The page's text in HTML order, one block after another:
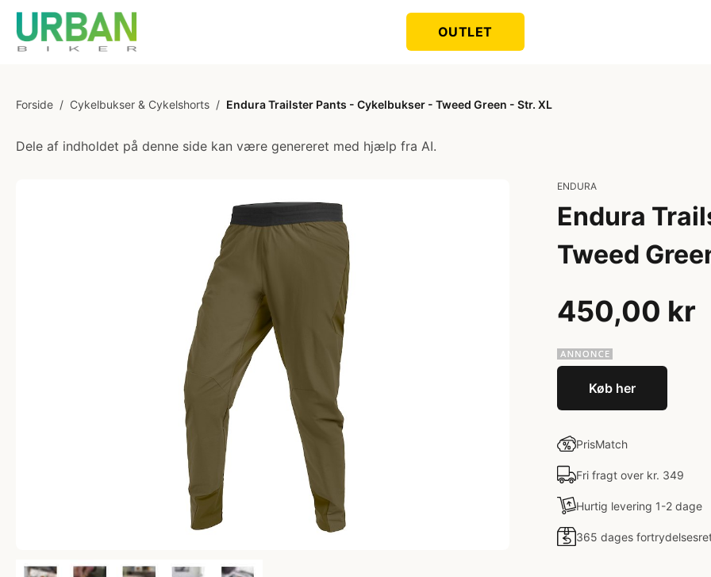
OUTLET
Forside / Cykelbukser & Cykelshorts / Endura Trailster Pants - Cykelbukser - Tweed Green - Str. XL
Dele af indholdet på denne side kan være genereret med hjælp fra AI.
ENDURA
Endura
Tweed
450,00 kr
Køb her
PrisMatch
Fri fragt over kr. 349
Hurtig levering 1-2 dage
365 dages